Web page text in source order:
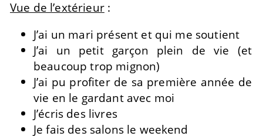
Vue de l’extérieur:
J’ai un mari présent et qui me soutient
J’ai un petit garçon plein de vie (et
beaucoup trop mignon)
J’ai pu profiter de sa première année de
vie en le gardant avec moi
J’écris des livres
Je fais des salons le weekend